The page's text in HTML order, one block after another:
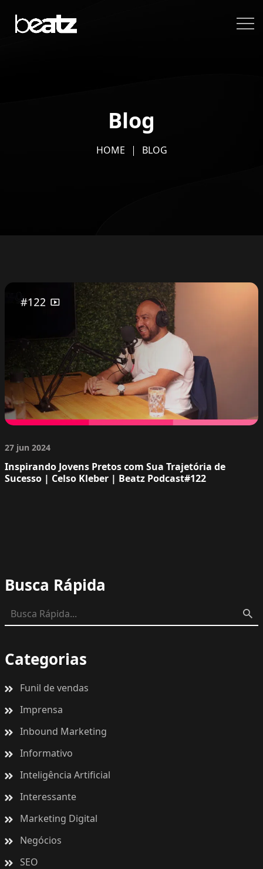
Blog
HOME BLOG
27 jun 2024
Inspirando Jovens Pretos com Sua Trajetória de
Sucesso | Celso Kleber | Beatz Podcast#122
Busca Rápida
Categorias
Funil de vendas
Imprensa
Inbound Marketing
Informativo
Inteligência Artificial
Interessante
Marketing Digital
Negócios
SEO